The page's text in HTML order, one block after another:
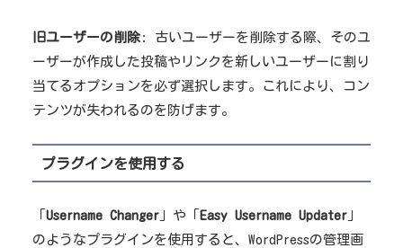
旧ユーザーの削除 : 古いユーザーを削除する際、そのユ
ーザーが作成した投稿やリンクを新しいユーザーに割り
当てるオプションを必ず選択します。これにより、コン
テンツが失われるのを防げます。
プラグインを使用する
Username Changer 」や「 Easy Username Updater
のようなプラグインを使用すると、WordPressの管理画